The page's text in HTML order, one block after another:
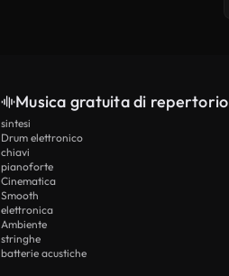
Musica gratuita di repertorio
sintesi
Drum elettronico
chiavi
pianoforte
Cinematica
Smooth
elettronica
Ambiente
stringhe
batterie acustiche